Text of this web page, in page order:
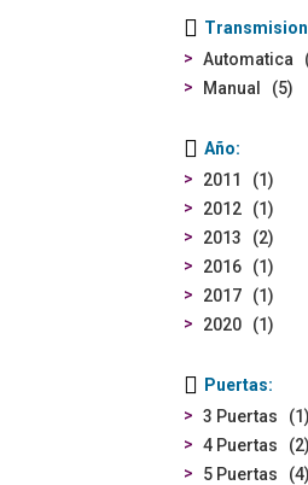
Transmision
Automatica
Manual
5
Año
2011
1
2012
1
2013
2
2016
1
2017
1
2020
1
Puertas
3 Puertas
1
4 Puertas
2
5 Puertas
4